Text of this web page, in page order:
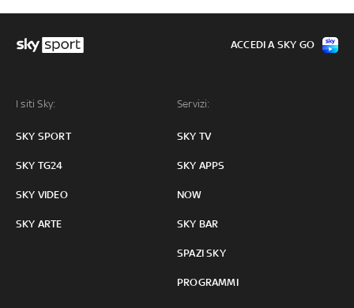
I siti Sky:
SKY SPORT
SKY TG24
SKY VIDEO
SKY ARTE
Servizi:
SKY TV
SKY APPS
NOW
SKY BAR
SPAZI SKY
PROGRAMMI
ACCEDI A SKY GO